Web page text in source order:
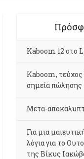
Kaboom 12 στο
Kaboom, τεύχος
σημεία πώλησης
Μετα-
Για μια
λόγια για το
της Βίκυς